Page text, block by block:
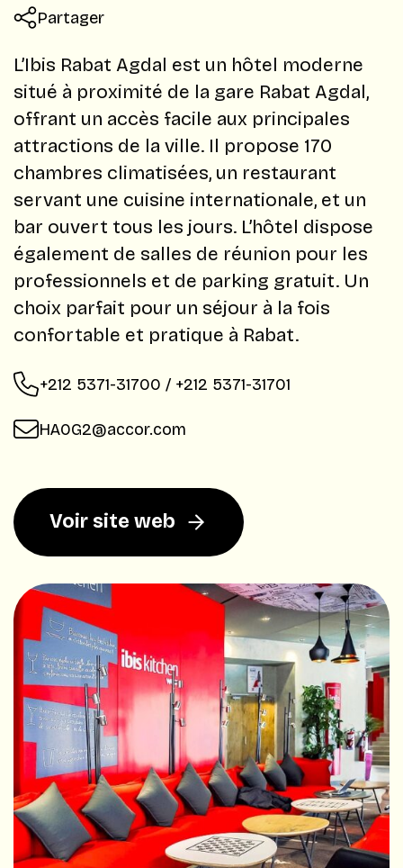
Partager
L’Ibis Rabat Agdal est un hôtel moderne
situé à proximité de la gare Rabat Agdal,
offrant un accès facile aux principales
attractions de la ville. Il propose 170
chambres climatisées, un restaurant
servant une cuisine internationale, et un
bar ouvert tous les jours. L’hôtel dispose
également de salles de réunion pour les
professionnels et de parking gratuit. Un
choix parfait pour un séjour à la fois
confortable et pratique à Rabat.
+212 5371-31700 / +212 5371-31701
HA0G2@accor.com
Voir site web